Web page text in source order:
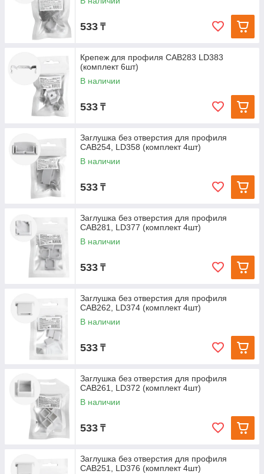
533 ₸
Крепеж для профиля САВ283 LD383
(комплект 6шт)
В наличии
533 ₸
Заглушка без отверстия для профиля
CAB254, LD358 (комплект 4шт)
В наличии
533 ₸
Заглушка без отверстия для профиля
CAB281, LD377 (комплект 4шт)
В наличии
533 ₸
Заглушка без отверстия для профиля
CAB262, LD374 (комплект 4шт)
В наличии
533 ₸
Заглушка без отверстия для профиля
CAB261, LD372 (комплект 4шт)
В наличии
533 ₸
Заглушка без отверстия для профиля
CAB251, LD376 (комплект 4шт)